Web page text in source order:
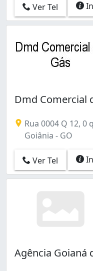
Ver Tel
Dmd Comercial
Rua 0004 Q 12, 0
Goiânia - GO
Ver Tel
Agência Goianá